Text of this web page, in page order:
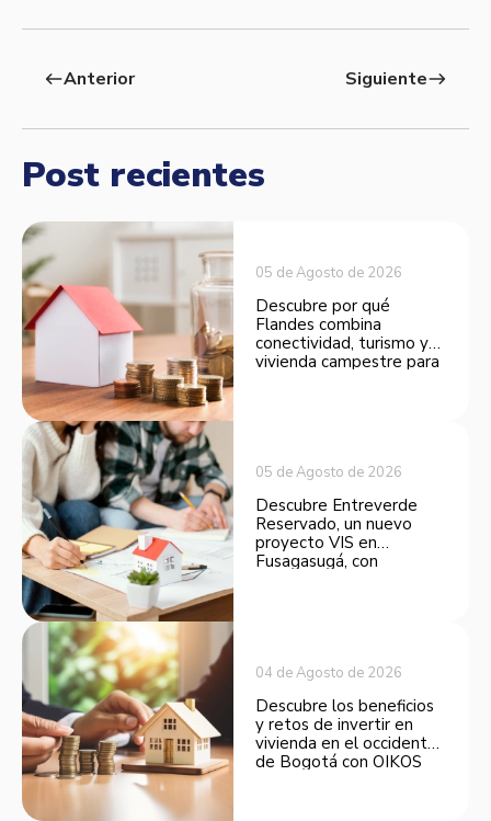
westAnterior Siguienteeast
Post recientes
05 de Agosto de 2026
Descubre por qué
Flandes combina
conectividad, turismo y
vivienda campestre para
05 de Agosto de 2026
Descubre Entreverde
Reservado, un nuevo
proyecto VIS en
Fusagasugá, con
04 de Agosto de 2026
Descubre los beneficios
y retos de invertir en
vivienda en el occidente
de Bogotá con OIKOS